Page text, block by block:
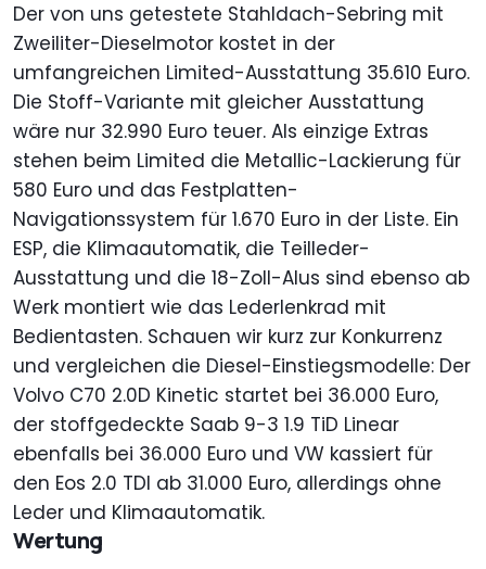
Der von uns getestete Stahldach-Sebring mit
Zweiliter-Dieselmotor kostet in der
umfangreichen Limited-Ausstattung 35.610 Euro.
Die Stoff-Variante mit gleicher Ausstattung
wäre nur 32.990 Euro teuer. Als einzige Extras
stehen beim Limited die Metallic-Lackierung für
580 Euro und das Festplatten-
Navigationssystem für 1.670 Euro in der Liste. Ein
ESP, die Klimaautomatik, die Teilleder-
Ausstattung und die 18-Zoll-Alus sind ebenso ab
Werk montiert wie das Lederlenkrad mit
Bedientasten. Schauen wir kurz zur Konkurrenz
und vergleichen die Diesel-Einstiegsmodelle: Der
Volvo C70 2.0D Kinetic startet bei 36.000 Euro,
der stoffgedeckte Saab 9-3 1.9 TiD Linear
ebenfalls bei 36.000 Euro und VW kassiert für
den Eos 2.0 TDI ab 31.000 Euro, allerdings ohne
Leder und Klimaautomatik.
Wertung